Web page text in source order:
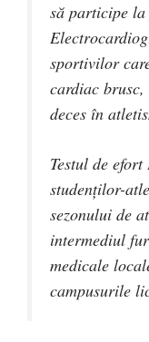
să participe
sportivilor
cardiac
deces în
Testul de
studenților-
sezonului de
intermediul
medicale
campusurile